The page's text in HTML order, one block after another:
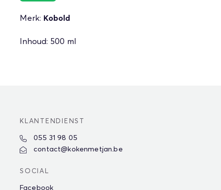
Merk: Kobold
Inhoud: 500 ml
KLANTENDIENST
055 31 98 05
contact@kokenmetjan.be
SOCIAL
Facebook